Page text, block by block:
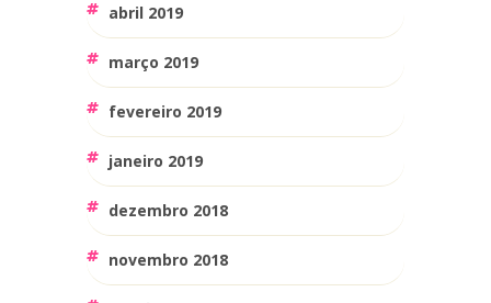
abril 2019
março 2019
fevereiro 2019
janeiro 2019
dezembro 2018
novembro 2018